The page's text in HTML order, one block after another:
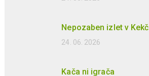
Nepozaben izlet v
24. 06. 2026
Kača ni igrača